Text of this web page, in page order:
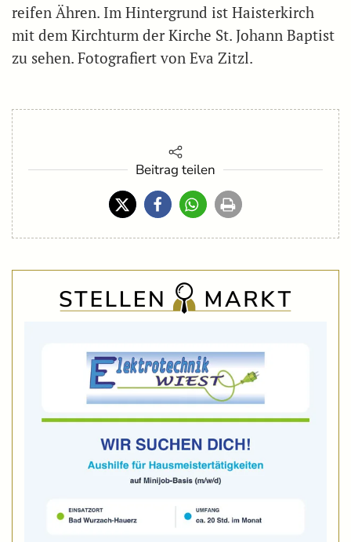
reifen Ähren. Im Hintergrund ist Haisterkirch
mit dem Kirchturm der Kirche St. Johann Baptist
zu sehen. Fotografiert von Eva Zitzl.
Beitrag teilen